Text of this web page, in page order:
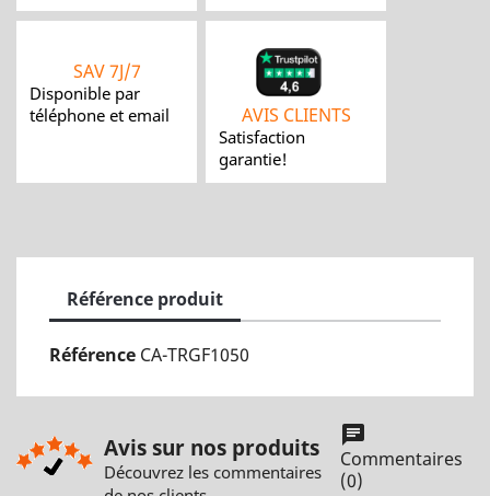
SAV 7J/7
Disponible par
téléphone et email
AVIS CLIENTS
Satisfaction
garantie!
Référence produit
Référence CA-TRGF1050
Avis sur nos produits
Découvrez les commentaires
chat
Commentaires
(0)